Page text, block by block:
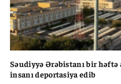
Səudiyyə Ərəbistanı bir həftə
insanı deportasiya edib